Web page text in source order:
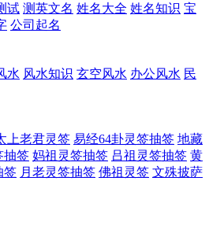
试 测英文名 姓名大全 姓名知识 宝
公司起名
水 风水知识 玄空风水 办公风水 民
上老君灵签 易经64卦灵签抽签 地藏
抽签 妈祖灵签抽签 吕祖灵签抽签 黄
签 月老灵签抽签 佛祖灵签 文殊披萨